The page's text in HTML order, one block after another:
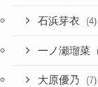
石浜芽衣 (4)
一ノ瀬瑠菜
大原優乃 (7)